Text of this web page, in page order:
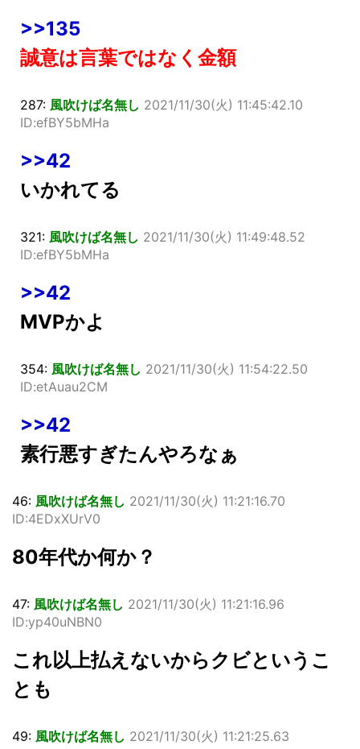
>>135
誠意は言葉ではなく金額
287: 風吹けば名無し 2021/11/30(火) 11:45:42.10
ID:efBY5bMHa
>>42
いかれてる
321: 風吹けば名無し 2021/11/30(火) 11:49:48.52
ID:efBY5bMHa
>>42
MVPかよ
354: 風吹けば名無し 2021/11/30(火) 11:54:22.50
ID:etAuau2CM
>>42
素行悪すぎたんやろなぁ
46: 風吹けば名無し 2021/11/30(火) 11:21:16.70
ID:4EDxXUrV0
80年代か何か？
47: 風吹けば名無し 2021/11/30(火) 11:21:16.96
ID:yp40uNBN0
これ以上払えないからクビというこ
とも
49: 風吹けば名無し 2021/11/30(火) 11:21:25.63